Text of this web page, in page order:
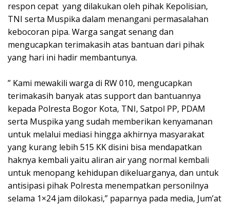
respon cepat yang dilakukan oleh pihak Kepolisian,
TNI serta Muspika dalam menangani permasalahan
kebocoran pipa. Warga sangat senang dan
mengucapkan terimakasih atas bantuan dari pihak
yang hari ini hadir membantunya.
” Kami mewakili warga di RW 010, mengucapkan
terimakasih banyak atas support dan bantuannya
kepada Polresta Bogor Kota, TNI, Satpol PP, PDAM
serta Muspika yang sudah memberikan kenyamanan
untuk melalui mediasi hingga akhirnya masyarakat
yang kurang lebih 515 KK disini bisa mendapatkan
haknya kembali yaitu aliran air yang normal kembali
untuk menopang kehidupan dikeluarganya, dan untuk
antisipasi pihak Polresta menempatkan personilnya
selama 1×24 jam dilokasi,” paparnya pada media, Jum’at